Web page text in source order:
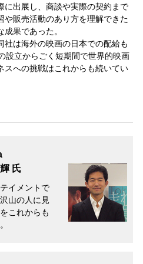
に出展し、商談や実際の契約まで
や販売活動のあり方を理解できた
果であった。
は海外の映画の日本での配給も
設立からごく短期間で世界的映画
スへの挑戦はこれからも続いてい
氏
イメントで
山の人に見
これからも